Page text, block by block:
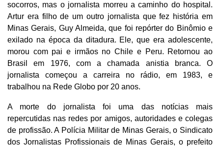
socorros, mas o jornalista morreu a caminho do hospital.
Artur era filho de um outro jornalista que fez história em
Minas Gerais, Guy Almeida, que foi repórter do Binômio e
exilado na época da ditadura. Ele, que era adolescente,
morou com pai e irmãos no Chile e Peru. Retornou ao
Brasil em 1976, com a chamada anistia branca. O
jornalista começou a carreira no rádio, em 1983, e
trabalhou na Rede Globo por 20 anos.
A morte do jornalista foi uma das notícias mais
repercutidas nas redes por amigos, autoridades e colegas
de profissão. A Polícia Militar de Minas Gerais, o Sindicato
dos Jornalistas Profissionais de Minas Gerais, o prefeito